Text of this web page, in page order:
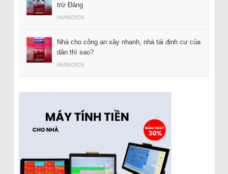
trừ Đảng
08/08/2026
Nhà cho công an xây nhanh, nhà tái định cư của
dân thì sao?
08/08/2026